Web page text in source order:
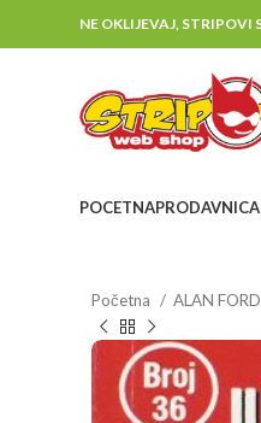
NE OKLIJEVAJ, STRIPOVI
POCETNAPRODAVNICA
Početna ALAN FORD